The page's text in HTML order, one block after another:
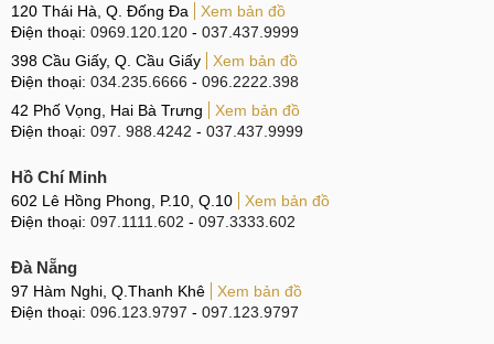
120 Thái Hà, Q. Đống Đa
Xem bản đồ
Điện thoại: 0969.120.120 - 037.437.9999
398 Cầu Giấy, Q. Cầu Giấy
Xem bản đồ
Điện thoại: 034.235.6666 - 096.2222.398
42 Phố Vọng, Hai Bà Trưng
Xem bản đồ
Điện thoại: 097. 988.4242 - 037.437.9999
Hồ Chí Minh
602 Lê Hồng Phong, P.10, Q.10
Xem bản đồ
Điện thoại: 097.1111.602 - 097.3333.602
Đà Nẵng
97 Hàm Nghi, Q.Thanh Khê
Xem bản đồ
Điện thoại: 096.123.9797 - 097.123.9797